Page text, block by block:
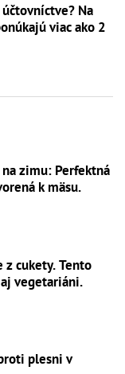
Na
viac ako 2
zimu: Perfektná
k mäsu.
cukety. Tento
vegetariáni.
plesni v